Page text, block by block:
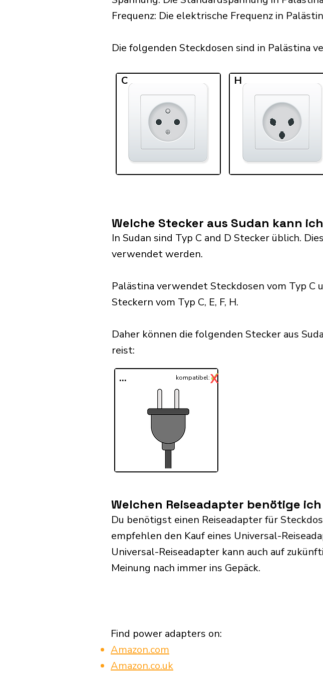
Frequenz: Die elektrische Frequenz in
Die folgenden Steckdosen sind in Palästina
C H
Welche Stecker aus Sudan kann
In Sudan sind Typ C and D Stecker üblich.
verwendet werden.
Palästina verwendet Steckdosen vom Typ C
Steckern vom Typ C, E, F, H.
Daher können die folgenden Stecker aus
reist:​
... ✓
kompatibel:X
Welchen Reiseadapter benötige
Du benötigst einen Reiseadapter für
empfehlen den Kauf eines Universal-
Universal-Reiseadapter kann auch auf
Meinung nach immer ins Gepäck.
Find power adapters on:
Amazon.com
Amazon.co.uk